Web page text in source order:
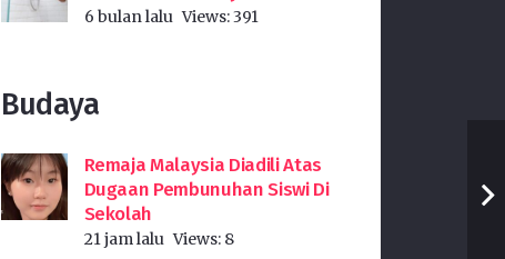
6 bulan lalu Views:391
Budaya
Remaja Malaysia Diadili Atas
Dugaan Pembunuhan Siswi Di
Sekolah
21 jam lalu Views: 8